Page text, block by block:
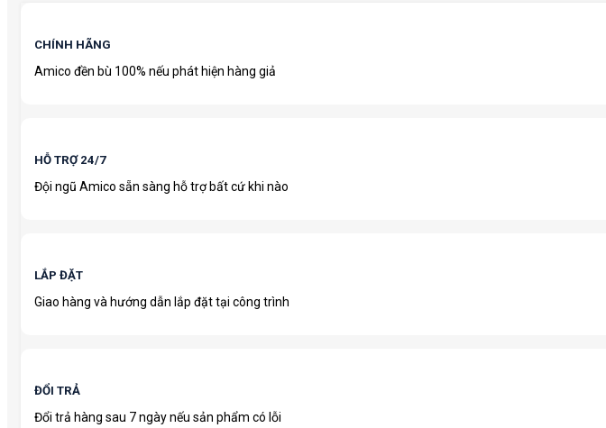
CHÍNH HÃNG
Amico đền bù 100% nếu phát hiện hàng giả
HỖ TRỢ 24/7
Đội ngũ Amico sẵn sàng hỗ trợ bất cứ khi nào
LẮP ĐẶT
Giao hàng và hướng dẫn lắp đặt tại công trình
ĐỔI TRẢ
Đổi trả hàng sau 7 ngày nếu sản phẩm có lỗi